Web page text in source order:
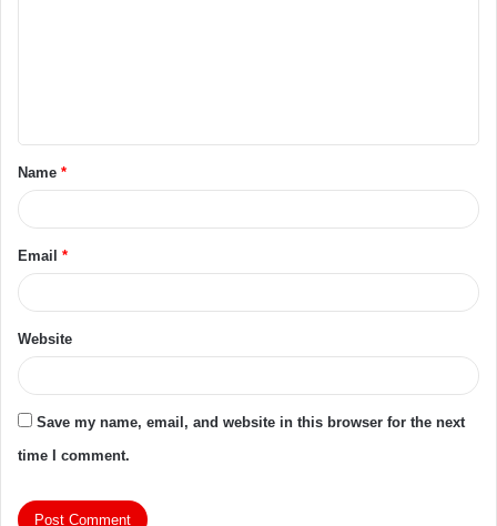
Name *
Email *
Website
Save my name, email, and website in this browser for the next
time I comment.